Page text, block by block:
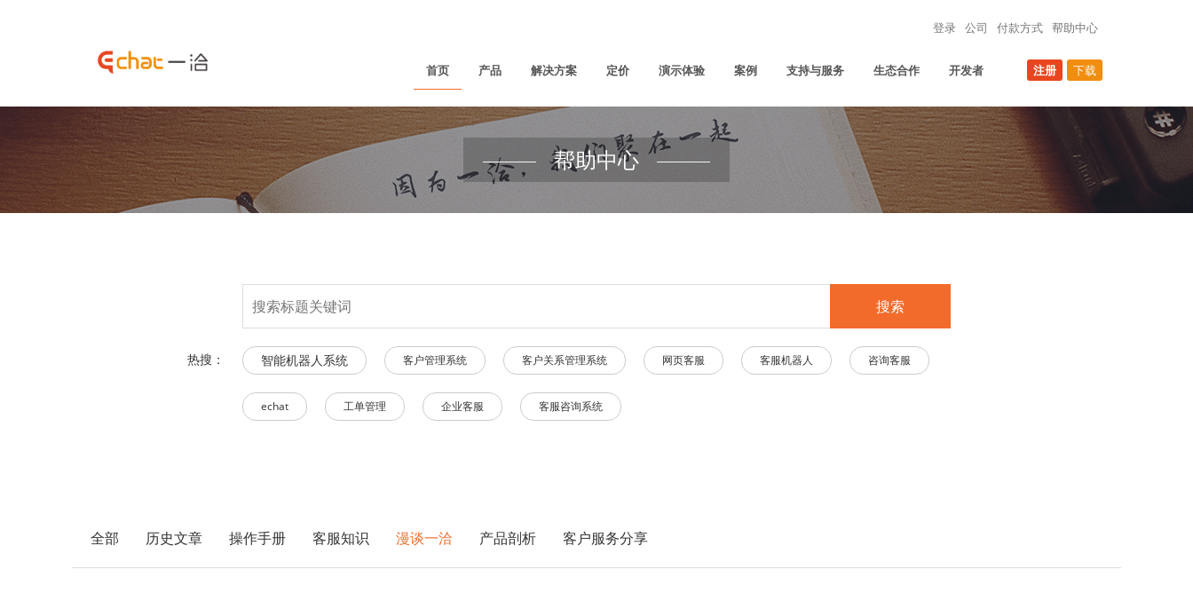
登录 公司 付款方式 帮助中心
首页 产品 解决方案 定价 演示体验 案例 支持与服务 生态合作 开发者 注册 下载
帮助中心
搜索
热搜： 智能机器人系统 客户管理系统 客户关系管理系统 网页客服 客服机器人 咨询客服
echat 工单管理 企业客服 客服咨询系统
全部 历史文章 操作手册 客服知识 漫谈一洽 产品剖析 客户服务分享